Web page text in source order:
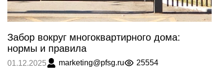
Забор вокруг многоквартирного дома:
нормы и правила
01.12.2025 marketing@pfsg.ru 25554